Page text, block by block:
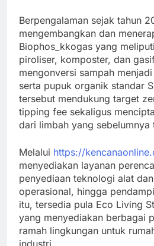
Berpengalaman sejak tahun
mengembangkan dan
Biophos_kkogas yang
piroliser, komposter, dan
mengonversi sampah
serta pupuk organik standar
tersebut mendukung target
tipping fee sekaligus
dari limbah yang
Melalui https://
menyediakan layanan
penyediaan teknologi alat
operasional, hingga
itu, tersedia pula Eco Living
yang menyediakan berbagai
ramah lingkungan untuk